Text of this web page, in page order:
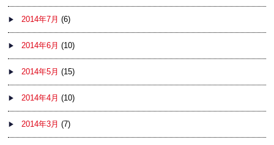
2014年7月 (6)
2014年6月 (10)
2014年5月 (15)
2014年4月 (10)
2014年3月 (7)